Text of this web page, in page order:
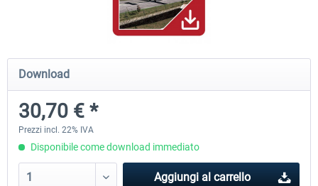
PILOT'S - FS Global Ultimate 2024
85,39 € *
Moscow City X
Download
30,70 € *
Prezzi incl. 22% IVA
Disponibile come download immediato
Aggiungi al carrello